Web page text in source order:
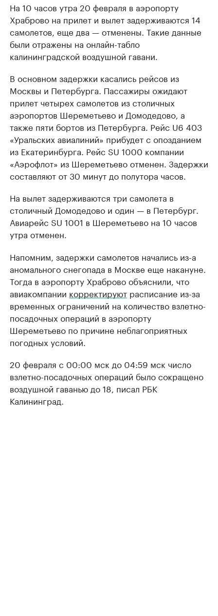
На 10 часов утра 20 февраля в аэропорту
Храброво на прилет и вылет задерживаются 14
самолетов, еще два — отменены. Такие данные
были отражены на онлайн-табло
калининградской воздушной гавани.
В основном задержки касались рейсов из
Москвы и Петербурга. Пассажиры ожидают
прилет четырех самолетов из столичных
аэропортов Шереметьево и Домодедово, а
также пяти бортов из Петербурга. Рейс U6 403
«Уральских авиалиний» прибудет с опозданием
из Екатеринбурга. Рейс SU 1000 компании
«Аэрофлот» из Шереметьево отменен. Задержки
составляют от 30 минут до полутора часов.
На вылет задерживаются три самолета в
столичный Домодедово и один — в Петербург.
Авиарейс SU 1001 в Шереметьево на 10 часов
утра отменен.
Напомним, задержки самолетов начались из-а
аномального снегопада в Москве еще накануне.
Тогда в аэропорту Храброво объяснили, что
авиакомпании корректируют расписание из-за
временных ограничений на количество взлетно-
посадочных операций в аэропорту
Шереметьево по причине неблагоприятных
погодных условий.
20 февраля с 00:00 мск до 04:59 мск число
взлетно-посадочных операций было сокращено
воздушной гаванью до 18, писал РБК
Калининград.